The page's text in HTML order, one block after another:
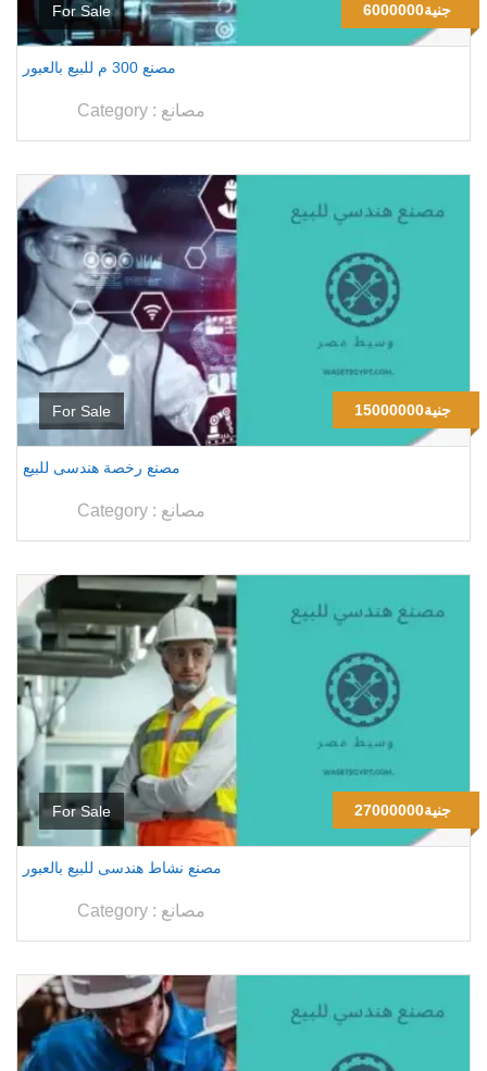
For Sale 6000000جنية
مصنع 300 م للبيع بالعبور
Category : مصانع
For Sale 15000000جنية
مصنع رخصة هندسى للبيع
Category : مصانع
For Sale 27000000جنية
مصنع نشاط هندسى للبيع بالعبور
Category : مصانع